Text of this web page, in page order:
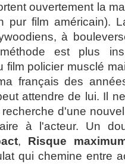
ouvertement la
pur film américain).
à
est plus
film policier musclé
français des
attendre de lui. Il
d'une
à l'acteur. Un
, Risque
qui chemine entre